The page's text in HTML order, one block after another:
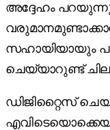
അദ്ദേഹം
സഹായിയായും
ചെയ്യാറുണ്ട്
ഡിജിറ്റൈസ്